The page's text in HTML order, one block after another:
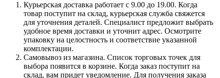
Курьерская доставка работает с 9.00 до 19.00. Когда
товар поступит на склад, курьерская служба свяжется
для уточнения деталей. Специалист предложит выбрать
удобное время доставки и уточнит адрес. Осмотрите
упаковку на целостность и соответствие указанной
комплектации.
Самовывоз из магазина. Список торговых точек для
выбора появится в корзине. Когда заказ поступит на
склад, вам придет уведомление. Для получения заказа